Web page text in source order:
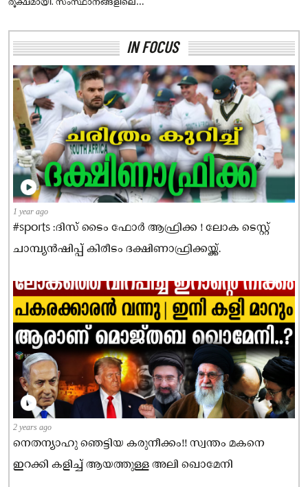
മഴയ്ക്ക് മുന്നറിയിപ്പ് .
IN FOCUS
ട്രംപ് 2.0!! ലോകം കിടുങ്ങിയ പ്രസംഗം ;കമലഹാരിസ്
വരെ കേട്ടിരുന്നു
1 year ago
#sports :ദിസ് ടൈം ഫോര്‍ ആഫ്രിക്ക ! ലോക ടെസ്റ്റ്
ചാമ്പ്യൻഷിപ്പ് കിരീടം ദക്ഷിണാഫ്രിക്കയ്ക്ക്.
2 years ago
നെതന്യാഹു ഞെട്ടിയ കരുനീക്കം!! സ്വന്തം മകനെ
ഇറക്കി കളിച്ച് ആയത്തുള്ള അലി ഖൊമേനി